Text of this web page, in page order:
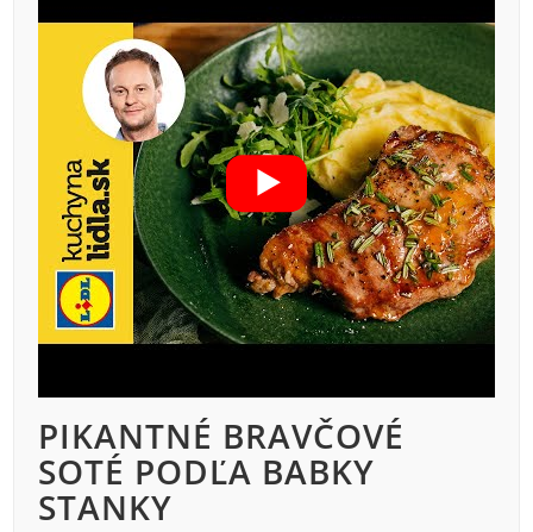
PIKANTNÉ BRAVČOVÉ
SOTÉ PODĽA BABKY
STANKY